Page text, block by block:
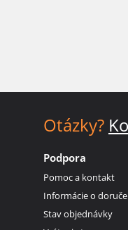
Otázky?
Podpora
Pomoc a kontakt
Informácie o
Stav objednávky